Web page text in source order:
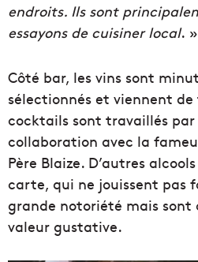
endroits. Ils sont
essayons de cuisiner local. »
Côté bar, les vins sont
sélectionnés et viennent de
cocktails sont travaillés par
collaboration avec la
Père Blaize. D’autres
carte, qui ne jouissent pas
grande notoriété mais sont
valeur gustative.